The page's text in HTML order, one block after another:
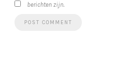
berichten zijn.